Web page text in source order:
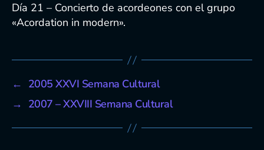
Día 21 – Concierto de acordeones con el grupo
«Acordation in modern».
← 2005 XXVI Semana Cultural
→ 2007 – XXVIII Semana Cultural